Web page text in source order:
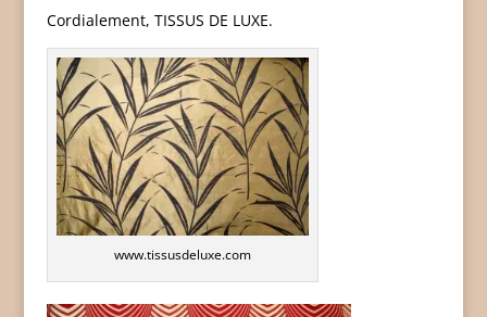
Cordialement, TISSUS DE LUXE.
www.tissusdeluxe.com